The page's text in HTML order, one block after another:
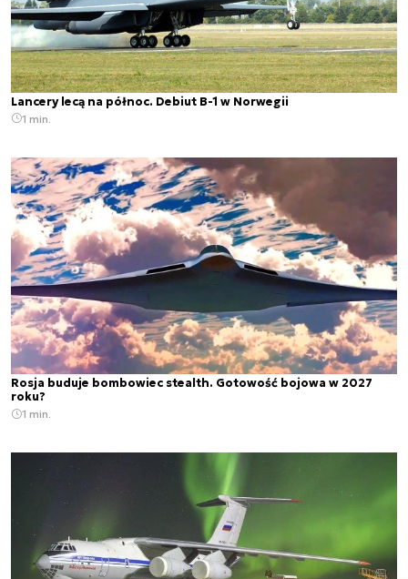
Lancery lecą na północ. Debiut B-1 w Norwegii
1 min.
Rosja buduje bombowiec stealth. Gotowość bojowa w 2027
roku?
1 min.